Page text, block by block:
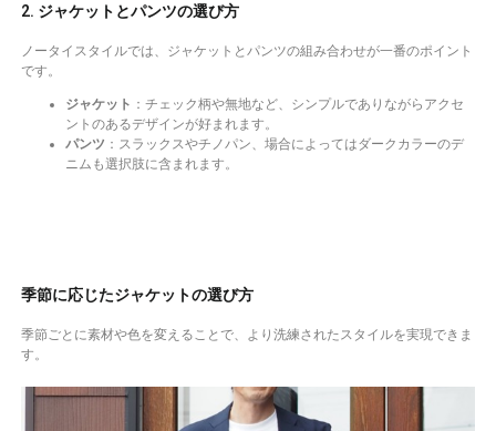
2. ジャケットとパンツの選び方
ノータイスタイルでは、ジャケットとパンツの組み合わせが一番のポイント
です。
ジャケット ：チェック柄や無地など、シンプルでありながらアクセ
ントのあるデザインが好まれます。
パンツ ：スラックスやチノパン、場合によってはダークカラーのデ
ニムも選択肢に含まれます。
季節に応じたジャケットの選び方
季節ごとに素材や色を変えることで、より洗練されたスタイルを実現できま
す。